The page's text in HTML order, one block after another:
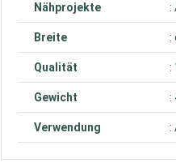
Nähprojekte :
Breite :
Qualität :
Gewicht :
Verwendung :